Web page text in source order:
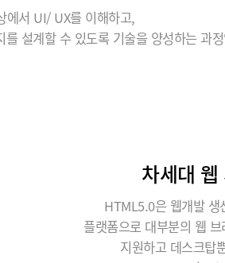
에서 UI/ UX를 이해하고,
설계할 수 있도록 기술을 양성하는 과
차세대
HTML5.0은 웹개발 생
플랫폼으로 대부분의 웹
지원하고 데스크탑